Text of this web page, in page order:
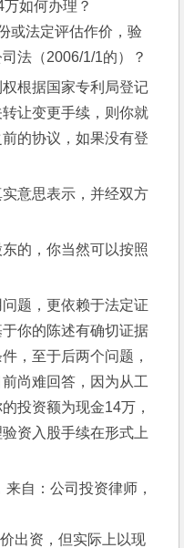
如何办理？
或法定评估作价，验
法（2006/1/1的）？
权根据国家专利局登记
让变更手续，则你就
的协议，如果没有登
意思表示，并经双方
的，你当然可以按照
题，更依赖于法定证
你的陈述有确切证据
，至于后两个问题，
尚难回答，因为从工
投资额为现金14万，
资入股手续在形式上
自：公司投资律师，
出资，但实际上以现